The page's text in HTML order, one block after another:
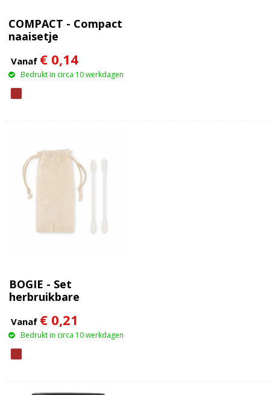
COMPACT - Compact
naaisetje
Vanaf € 0,14
Bedrukt in circa 10 werkdagen
BOGIE - Set
herbruikbare
Vanaf € 0,21
Bedrukt in circa 10 werkdagen